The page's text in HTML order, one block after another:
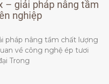
– giải pháp nâng tầm
nghiệp
pháp nâng tầm chất lượng
về công nghệ ép tươi
Trong